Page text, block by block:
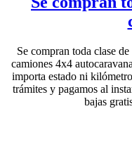
Se compran toda clase
camiones 4x4
importa estado ni
trámites y pagamos al
bajas